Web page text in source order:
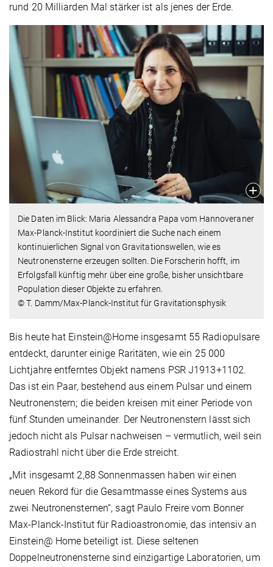
rund 20 Milliarden Mal stärker ist als jenes der Erde.
Die Daten im Blick: Maria Alessandra Papa vom Hannoveraner
Max-Planck-Institut koordiniert die Suche nach einem
kontinuierlichen Signal von Gravitationswellen, wie es
Neutronensterne erzeugen sollten. Die Forscherin hofft, im
Erfolgsfall künftig mehr über eine große, bisher unsichtbare
Population dieser Objekte zu erfahren.
© T. Damm/Max-Planck-Institut für Gravitationsphysik
Bis heute hat Einstein@Home insgesamt 55 Radiopulsare
entdeckt, darunter einige Raritäten, wie ein 25 000
Lichtjahre entferntes Objekt namens PSR J1913+1102.
Das ist ein Paar, bestehend aus einem Pulsar und einem
Neutronenstern; die beiden kreisen mit einer Periode von
fünf Stunden umeinander. Der Neutronenstern lässt sich
jedoch nicht als Pulsar nachweisen – vermutlich, weil sein
Radiostrahl nicht über die Erde streicht.
„Mit insgesamt 2,88 Sonnenmassen haben wir einen
neuen Rekord für die Gesamtmasse eines Systems aus
zwei Neutronensternen“, sagt Paulo Freire vom Bonner
Max-Planck-Institut für Radioastronomie, das intensiv an
Einstein@ Home beteiligt ist. Diese seltenen
Doppelneutronensterne sind einzigartige Laboratorien, um